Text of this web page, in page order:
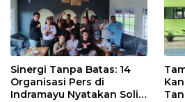
Sinergi Tanpa Batas: 14
Organisasi Pers di
Indramayu Nyatakan Solid